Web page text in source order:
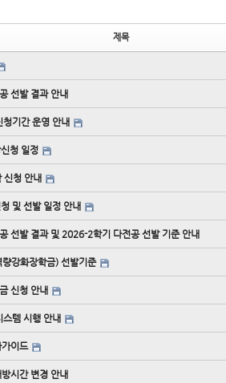
제목
선발 결과 안내
기간 운영 안내
청 일정
신청 안내
및 선발 일정 안내
선발 결과 및 2026-2학기 다전공 선발 기준 안내
강화장학금) 선발기준
신청 안내
스템 시행 안내
이드
시간 변경 안내